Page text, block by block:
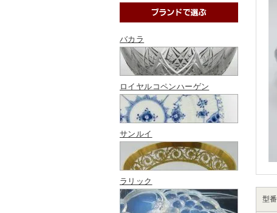
バカラ
ロイヤルコペンハーゲン
サンルイ
ラリック
型番